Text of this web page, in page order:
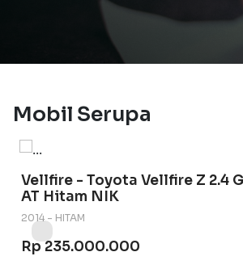
Mobil Serupa
Vellfire - Toyota Vellfire Z 2.4
AT Hitam NIK
2014 - HITAM
Rp 235.000.000